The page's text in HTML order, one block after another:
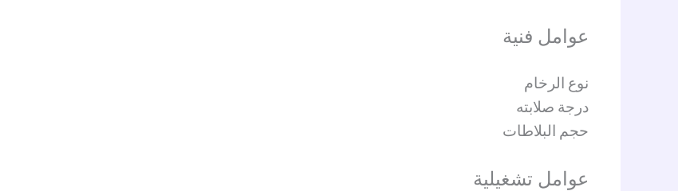
عوامل فنية
نوع الرخام
درجة صلابته
حجم البلاطات
عوامل تشغيلية